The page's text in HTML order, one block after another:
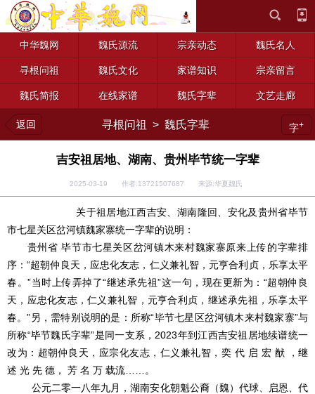
中华魏网 魏氏源流 宗亲动态 魏氏名人
寻根问祖 魏氏文化 家谱知识 宗亲留言
魏氏简报 在线家谱 魏氏字辈 文艺走廊
返回 寻根问祖 > 魏氏字辈 字+
吉安祖居地、湖南、贵州毕节统一字辈
2025-03-19 作者:13721507687 来源:华夏魏氏
关于祖居地江西吉安、湖南隆回、安化及贵州省毕节
市七星关区岔河镇魏家寨统一字辈的说明：
贵州省 毕节市七星关区岔河镇木来村魏家寨原来上传的字辈排
序：“超朝仲良天，应忠化友志，仁义兼礼智，元亨合利贞，乐享太平
春。”当时上传弄掉了“继述承先祖”这一句，现在更新为：“超朝仲良
天，应忠化友志，仁义兼礼智，元亨合利贞，继述承先祖，乐享太平
春。”另，需特别说明的是：所称“毕节七星区岔河镇木来村魏家寨”与
所称“毕节魏氏字辈”是同一支系，2023年到江西吉安祖居地续谱统一
改为：超朝仲良天，应宗化友志，仁义兼礼智，奕 代 启 宏 猷 ，继
述 光 先 德， 芳 名 万 载流……。
公元二零一八年九月，湖南安化朝魁公裔（魏）代球、启恩、代